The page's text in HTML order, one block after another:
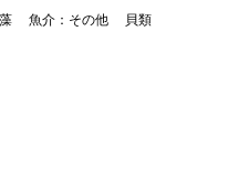
魚介：その他 貝類